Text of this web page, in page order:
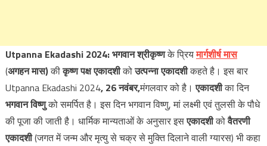
Utpanna Ekadashi 2024:भगवान श्रीकृष्णके प्रियमार्गशीर्ष मास
(अगहन मास)कीकृष्ण पक्ष एकादशीकोउत्पन्ना एकादशीकहते है। इस बार
Utpanna Ekadashi 2024, 26 नवंबर,मंगलवार को है।एकादशीका दिन
भगवान विष्णुको समर्पित है। इस दिन भगवान विष्णु, मां लक्ष्मी एवं तुलसी के पौधे
की पूजा की जाती है। धार्मिक मान्यताओं के अनुसार इसएकादशीकोवैतरणी
एकादशी(जगत में जन्म और मृत्यु से चक्र से मुक्ति दिलाने वाली ग्यारस) भी कहा